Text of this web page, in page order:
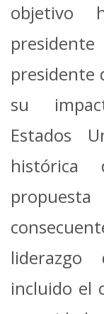
objetivo
presidente
su
Estados
histórica
liderazgo
incluido el